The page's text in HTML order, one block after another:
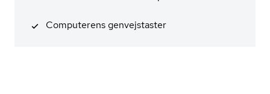
Computerens genvejstaster